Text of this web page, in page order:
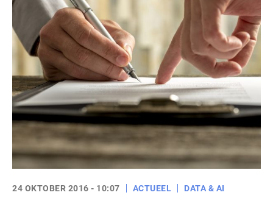
24 OKTOBER 2016 - 10:07 ACTUEEL DATA & AI